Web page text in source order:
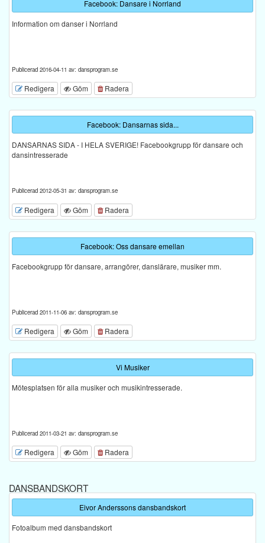
Facebook: Dansare i Norrland
Information om danser i Norrland
Publicerad 2016-04-11 av: dansprogram.se
Redigera Göm Radera
Facebook: Dansarnas sida...
DANSARNAS SIDA - I HELA SVERIGE! Facebookgrupp för dansare och
dansintresserade
Publicerad 2012-05-31 av: dansprogram.se
Redigera Göm Radera
Facebook: Oss dansare emellan
Facebookgrupp för dansare, arrangörer, danslärare, musiker mm.
Publicerad 2011-11-06 av: dansprogram.se
Redigera Göm Radera
Vi Musiker
Mötesplatsen för alla musiker och musikintresserade.
Publicerad 2011-03-21 av: dansprogram.se
Redigera Göm Radera
DANSBANDSKORT
Eivor Anderssons dansbandskort
Fotoalbum med dansbandskort